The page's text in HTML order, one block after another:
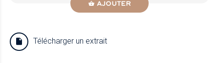
AJOUTER
Télécharger un extrait